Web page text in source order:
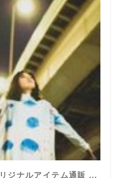
AATA ( ge4da )のオリジナルアイテム通販 ∞ SUZURI（スズリ）